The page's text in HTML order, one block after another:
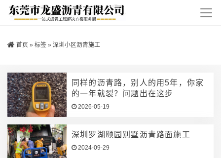
首页 » 标签 » 深圳小区沥青施工
同样的沥青路，别人的用5年，你家
的一年就裂？问题出在这步
2026-05-19
深圳罗湖颐园别墅沥青路面施工
2024-09-29